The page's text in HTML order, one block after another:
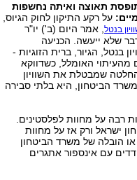
תאוצה ואיתה נחשפות
על רקע התיקון לחוק הגיוס,
בנטל, אמר היום (ב') יו"ר
שלא ייעשה. הכניעה
בנטל, הגיור, ברית הזוגיות -
האומלל, כשדווקא
שמבטלת את השוויון
הביטחון, היא בלתי סבירה
רבה על מחוות לפלסטינים.
ישראל ורק אז על מחוות
הובלה של משרד הביטחון
עם אינספור אתגרים